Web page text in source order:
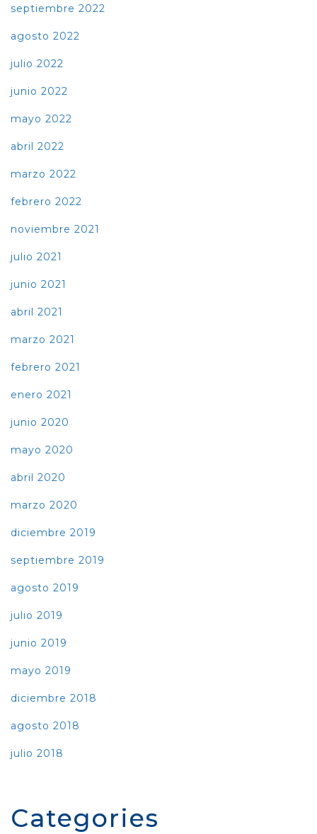
septiembre 2022
agosto 2022
julio 2022
junio 2022
mayo 2022
abril 2022
marzo 2022
febrero 2022
noviembre 2021
julio 2021
junio 2021
abril 2021
marzo 2021
febrero 2021
enero 2021
junio 2020
mayo 2020
abril 2020
marzo 2020
diciembre 2019
septiembre 2019
agosto 2019
julio 2019
junio 2019
mayo 2019
diciembre 2018
agosto 2018
julio 2018
Categories